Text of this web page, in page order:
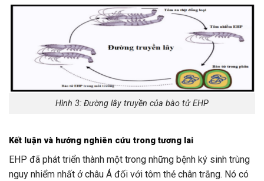
Hình 3: Đường lây truyền của bào tử EHP
Kết luận và hướng nghiên cứu trong tương lai
EHP đã phát triển thành một trong những bệnh ký sinh trùng
nguy nhiểm nhất ở châu Á đối với tôm thẻ chân trắng. Nó có